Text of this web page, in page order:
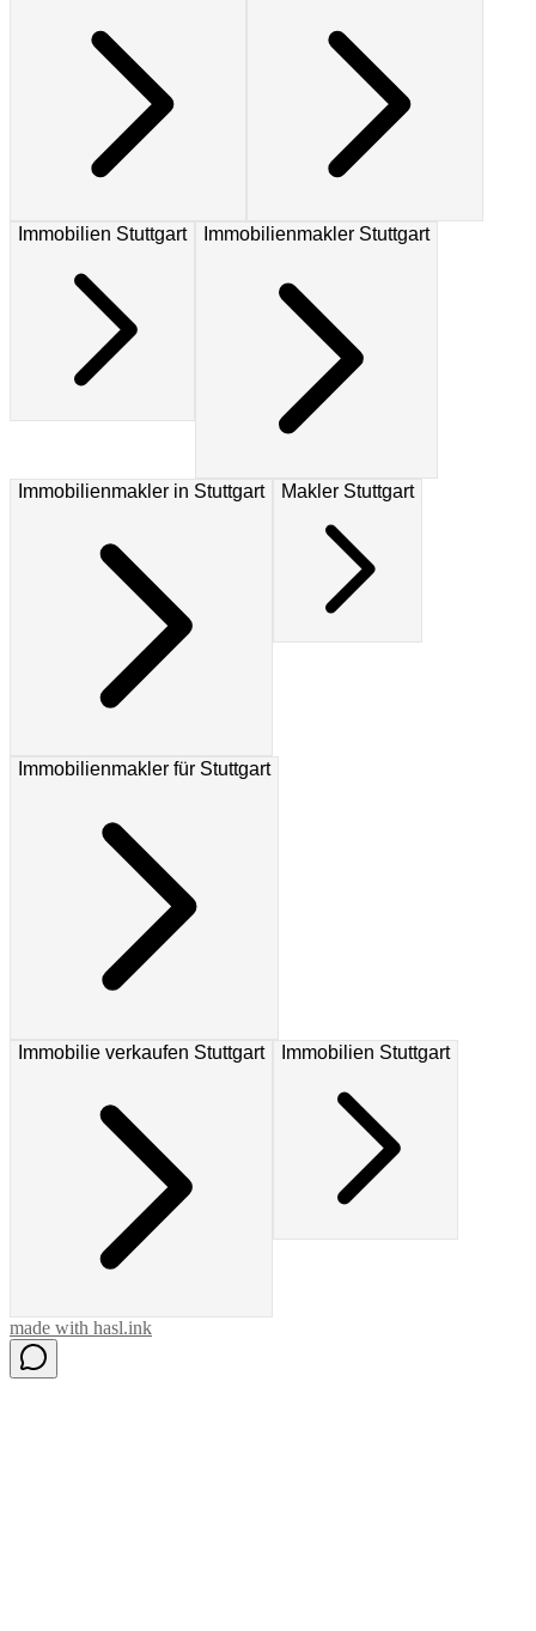
Immobilien Stuttgart Immobilienmakler Stuttgart
Immobilienmakler in Stuttgart Makler Stuttgart
Immobilienmakler für Stuttgart
Immobilie verkaufen Stuttgart Immobilien Stuttgart
made with hasl.ink